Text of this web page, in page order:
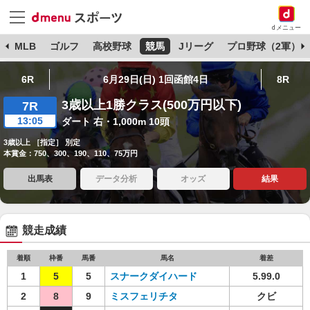
dメニュー
MLB ゴルフ 高校野球 競馬 Jリーグ プロ野球（2軍）
6R 6月29日(日) 1回函館4日 8R
7R
13:05
3歳以上1勝クラス(500万円以下)
ダート 右・1,000m 10頭
3歳以上 ［指定］ 別定
本賞金：750、300、190、110、75万円
出馬表 データ分析 オッズ 結果
競走成績
着順 枠番 馬番 馬名 着差
1 5 5 スナークダイハード
5.99.0
2
8 9 ミスフェリチタ
クビ